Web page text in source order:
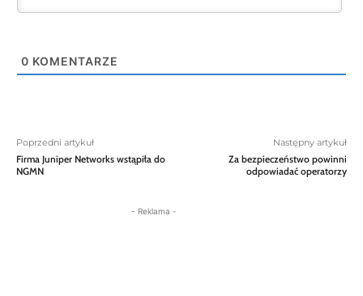
0 KOMENTARZE
Poprzedni artykuł
Firma Juniper Networks wstąpiła do
NGMN
Następny artykuł
Za bezpieczeństwo powinni
odpowiadać operatorzy
- Reklama -